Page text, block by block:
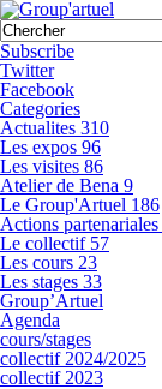
Subscribe
Twitter
Facebook
Categories
Actualites 310
Les expos 96
Les visites 86
Atelier de Bena 9
Le Group'Artuel 186
Actions partenariales
Le collectif 57
Les cours 23
Les stages 33
Group’Artuel
Agenda
cours/stages
collectif 2024/2025
collectif 2023